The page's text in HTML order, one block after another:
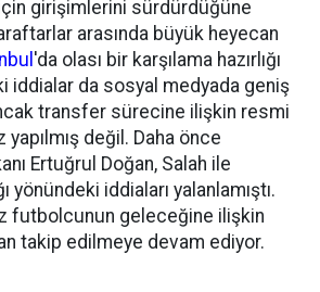
girişimlerini sürdürdüğüne
arasında büyük heyecan
'da olası bir karşılama hazırlığı
iddialar da sosyal medyada geniş
transfer sürecine ilişkin resmi
yapılmış değil. Daha önce
Ertuğrul Doğan, Salah ile
yönündeki iddiaları yalanlamıştı.
futbolcunun geleceğine ilişkin
takip edilmeye devam ediyor.